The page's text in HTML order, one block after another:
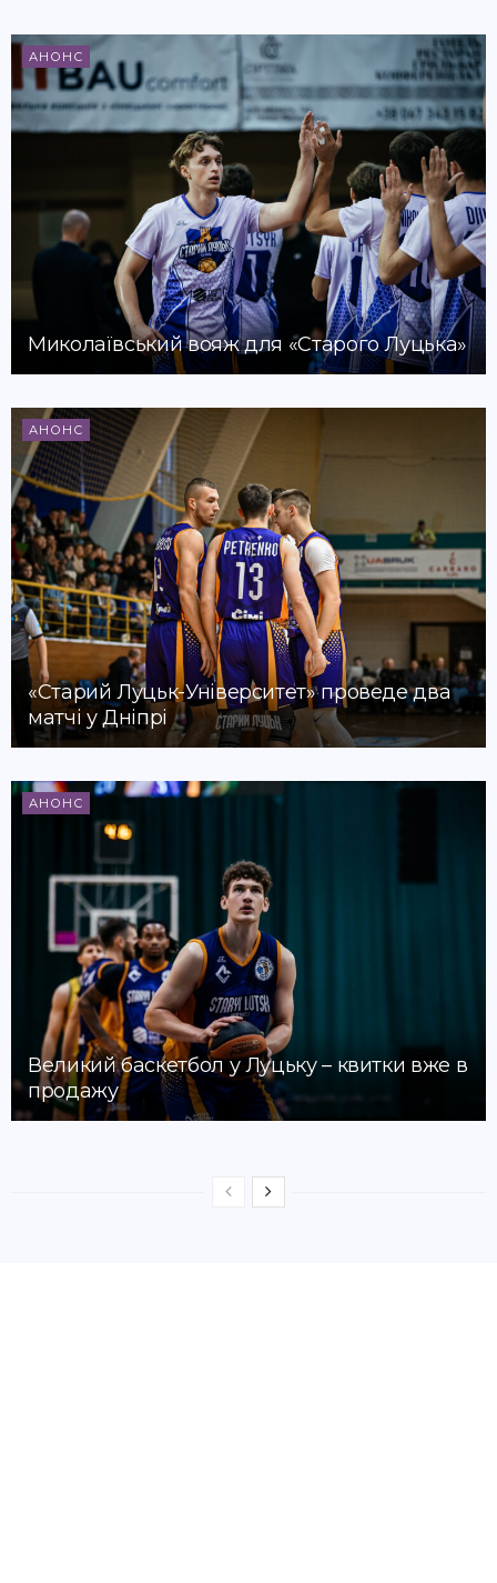
АНОНС
Миколаївський вояж для «Старого Луцька»
АНОНС
«Старий Луцьк-Університет» проведе два
матчі у Дніпрі
АНОНС
Великий баскетбол у Луцьку – квитки вже в
продажу